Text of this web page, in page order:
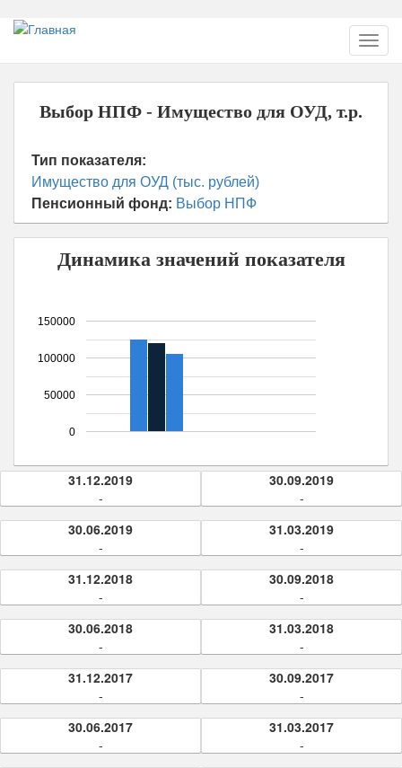
Перейти
основному
содержанию
Выбор НПФ - Имущество для ОУД, т.р.
Тип показателя:
Имущество для ОУД (тыс. рублей)
Пенсионный фонд: Выбор НПФ
Динамика значений показателя
0
50000
100000
150000
31.12.2019
-
30.09.2019
-
30.06.2019
-
31.03.2019
-
31.12.2018
-
30.09.2018
-
30.06.2018
-
31.03.2018
-
31.12.2017
-
30.09.2017
-
30.06.2017
-
31.03.2017
-